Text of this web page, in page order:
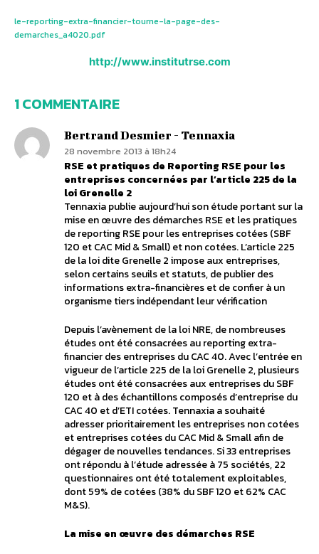
le-reporting-extra-financier-tourne-la-page-des-
demarches_a4020.pdf
http://www.institutrse.com
1 COMMENTAIRE
Bertrand Desmier - Tennaxia
28 novembre 2013 à 18h24
RSE et pratiques de Reporting RSE pour les
entreprises concernées par l’article 225 de la
loi Grenelle 2
Tennaxia publie aujourd’hui son étude portant sur la
mise en œuvre des démarches RSE et les pratiques
de reporting RSE pour les entreprises cotées (SBF
120 et CAC Mid & Small) et non cotées. L’article 225
de la loi dite Grenelle 2 impose aux entreprises,
selon certains seuils et statuts, de publier des
informations extra-financières et de confier à un
organisme tiers indépendant leur vérification
Depuis l’avènement de la loi NRE, de nombreuses
études ont été consacrées au reporting extra-
financier des entreprises du CAC 40. Avec l’entrée en
vigueur de l’article 225 de la loi Grenelle 2, plusieurs
études ont été consacrées aux entreprises du SBF
120 et à des échantillons composés d’entreprise du
CAC 40 et d’ETI cotées. Tennaxia a souhaité
adresser prioritairement les entreprises non cotées
et entreprises cotées du CAC Mid & Small afin de
dégager de nouvelles tendances. Si 33 entreprises
ont répondu à l’étude adressée à 75 sociétés, 22
questionnaires ont été totalement exploitables,
dont 59% de cotées (38% du SBF 120 et 62% CAC
M&S).
La mise en œuvre des démarches RSE